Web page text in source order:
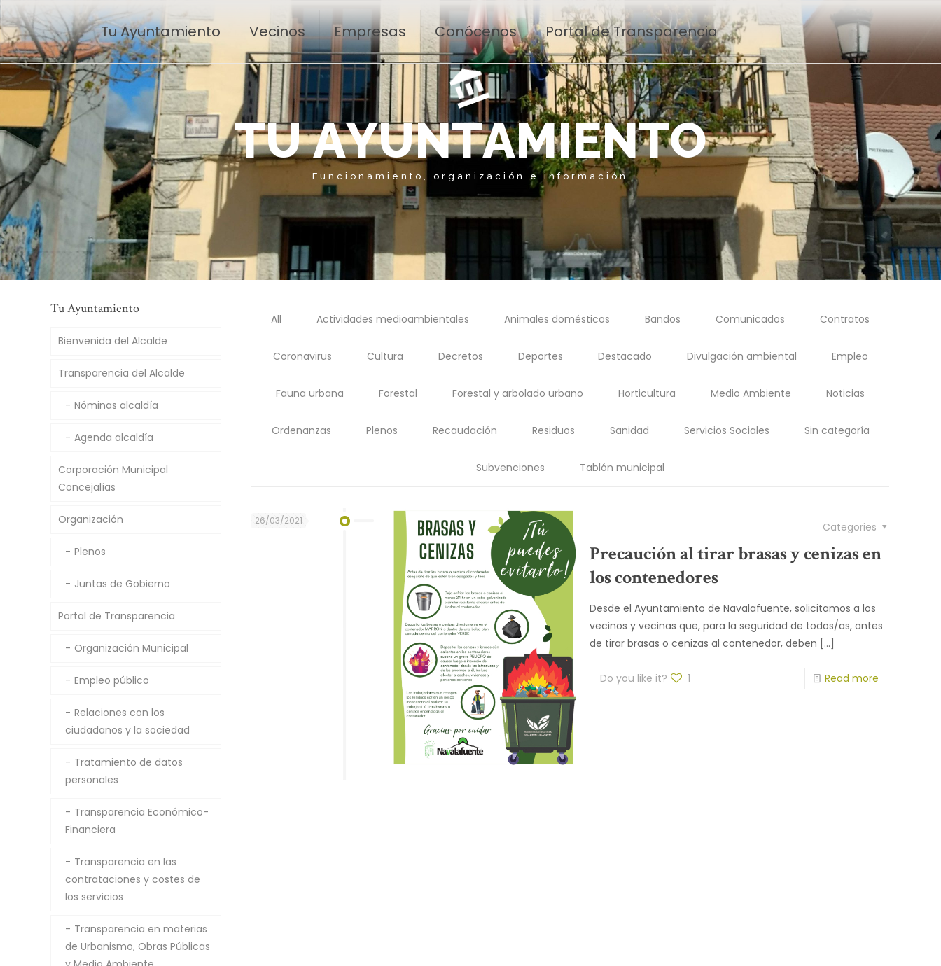
Tu Ayuntamiento Vecinos Empresas Conócenos Portal de Transparencia
TUAYUNTAMIENTO
Funcionamiento, organización e información
All Actividades medioambientales Animales domésticos Bandos Comunicados Contratos
Coronavirus Cultura Decretos Deportes Destacado Divulgación ambiental Empleo
Fauna urbana Forestal Forestal y arbolado urbano Horticultura Medio Ambiente Noticias
Ordenanzas Plenos Recaudación Residuos Sanidad Servicios Sociales Sin categoría
Subvenciones Tablón municipal
26/03/2021 Categories
Precaución al tirar brasas y cenizas en
los contenedores
Desde el Ayuntamiento de Navalafuente, solicitamos a los
vecinos y vecinas que, para la seguridad de todos/as, antes
de tirar brasas o cenizas al contenedor, deben […]
Do you like it? 1 Read more
Tu Ayuntamiento
Bienvenida del Alcalde
Transparencia del Alcalde
Nóminas alcaldía
Agenda alcaldía
Corporación Municipal
Concejalías
Organización
Plenos
Juntas de Gobierno
Portal de Transparencia
Organización Municipal
Empleo público
Relaciones con los
ciudadanos y la sociedad
Tratamiento de datos
personales
Transparencia Económico-
Financiera
Transparencia en las
contrataciones y costes de
los servicios
Transparencia en materias
de Urbanismo, Obras Públicas